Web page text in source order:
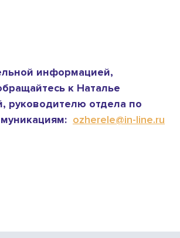
информацией,
к Наталье
руководителю отдела по
ozherele@in-line.ru